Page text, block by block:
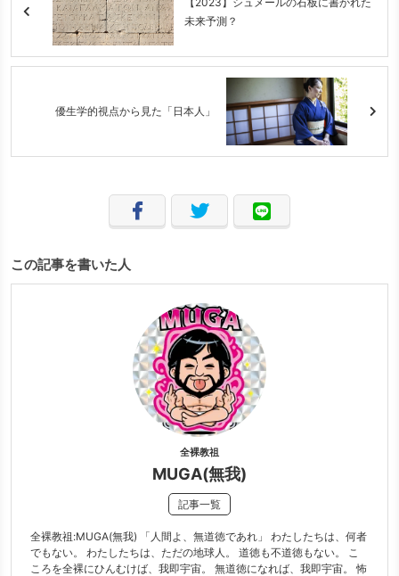
未来予測？
優生学的視点から見た「日本人」
この記事を書いた人
全裸教祖
MUGA(無我)
記事一覧
全裸教祖:MUGA(無我) 「人間よ、無道徳であれ」 わたしたちは、何者
でもない。 わたしたちは、ただの地球人。 道徳も不道徳もない。 こ
ころを全裸にひんむけば、我即宇宙。 無道徳になれば、我即宇宙。 怖